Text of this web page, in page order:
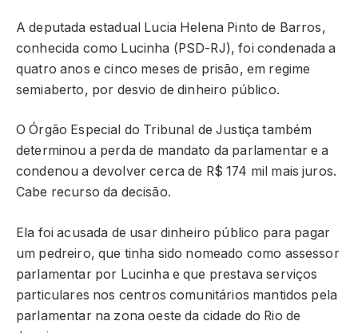
A deputada estadual Lucia Helena Pinto de Barros,
conhecida como Lucinha (PSD-RJ), foi condenada a
quatro anos e cinco meses de prisão, em regime
semiaberto, por desvio de dinheiro público.
O Órgão Especial do Tribunal de Justiça também
determinou a perda de mandato da parlamentar e a
condenou a devolver cerca de R$ 174 mil mais juros.
Cabe recurso da decisão.
Ela foi acusada de usar dinheiro público para pagar
um pedreiro, que tinha sido nomeado como assessor
parlamentar por Lucinha e que prestava serviços
particulares nos centros comunitários mantidos pela
parlamentar na zona oeste da cidade do Rio de